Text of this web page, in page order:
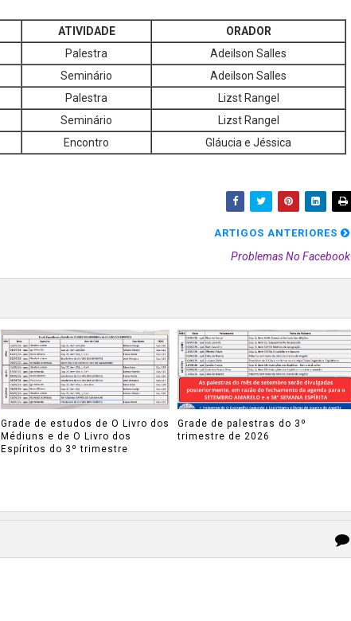
ATIVIDADE
ORADOR
Palestra
Adeilson Salles
Seminário
Adeilson Salles
Palestra
Lizst Rangel
Seminário
Lizst Rangel
Encontro Gláucia e Jéssica
ARTIGOS ANTERIORES
Problemas No Facebook
Grade de estudos de O Livro dos
Médiuns e de O Livro dos
Espíritos do 3º trimestre
Grade de palestras do 3º
trimestre de 2026